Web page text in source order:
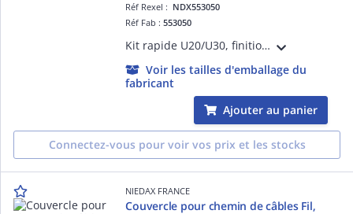
Réf Rexel : NDX553050
Réf Fab :553050
Kit rapide U20/U30, finition GM. Un seul kit pour tous les assemblages droits ou coudés sur chemin de câbles fil
Voir les tailles d'emballage du
fabricant
Ajouter au panier
Connectez-vous pour voir vos prix et les stocks
NIEDAX FRANCE
Couvercle pour chemin de câbles Fil,